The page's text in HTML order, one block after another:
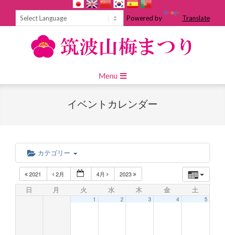
Powered by Translate
Navigation
Menu
イベントカレンダー
カテゴリー
2021 2月 4月 2023
日 月 火 水 木 金 土
1 2 3 4 5